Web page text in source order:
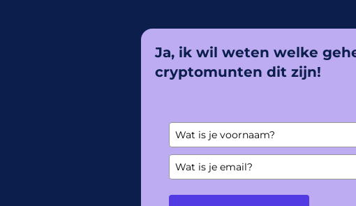
Ja, ik wil weten welke
cryptomunten dit zijn!